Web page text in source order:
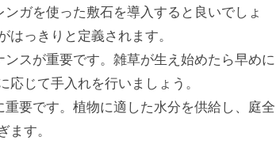
ガを使った敷石を導入すると良いでしょ
っきりと定義されます。
ンスが重要です。雑草が生え始めたら早めに
じて手入れを行いましょう。
要です。植物に適した水分を供給し、庭全
ます。